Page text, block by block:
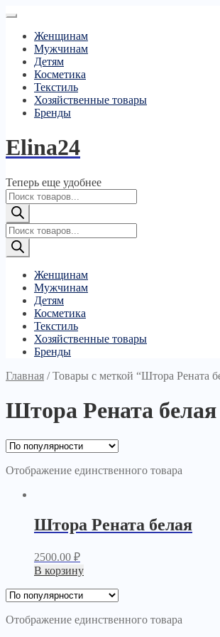
Женщинам
Мужчинам
Детям
Косметика
Текстиль
Хозяйственные товары
Бренды
Elina24
Теперь еще удобнее
Поиск
товаров
Поиск
товаров
Женщинам
Мужчинам
Детям
Косметика
Текстиль
Хозяйственные товары
Бренды
Главная /Товары с меткой “Штора Рената
Штора Рената белая
Отображение единственного товара
Штора Рената белая
2500.00 ₽
В корзину
Отображение единственного товара